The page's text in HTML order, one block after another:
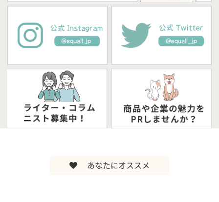
あなたにオススメ